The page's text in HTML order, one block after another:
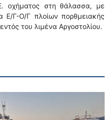
οχήματος στη θάλασσα, με
Ε/Γ-Ο/Γ πλοίων πορθμειακής
του λιμένα Αργοστολίου.